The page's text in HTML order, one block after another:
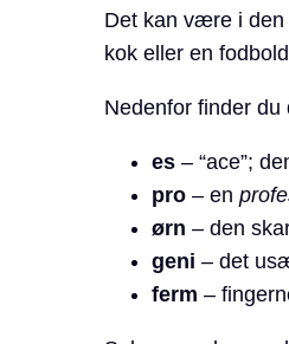
Det kan være i den
kok eller en
Nedenfor finder
es– “ace”;
pro– en
ørn – den
geni – det
ferm –